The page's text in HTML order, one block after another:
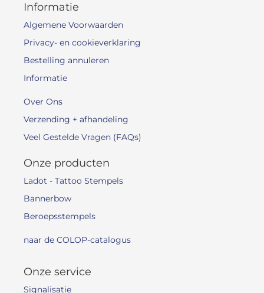
Informatie
Algemene Voorwaarden
Privacy- en cookieverklaring
Bestelling annuleren
Informatie
Over Ons
Verzending + afhandeling
Veel Gestelde Vragen (FAQs)
Onze producten
Ladot - Tattoo Stempels
Bannerbow
Beroepsstempels
naar de COLOP-catalogus
Onze service
Signalisatie